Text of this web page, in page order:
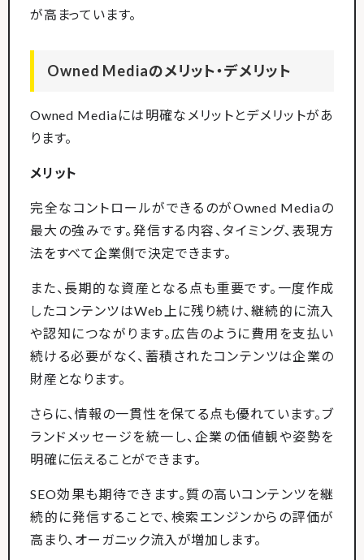
が高まっています。
Owned Mediaのメリット・デメリット
Owned Mediaには明確なメリットとデメリットがあ
ります。
メリット
完全なコントロールができるのがOwned Mediaの
最大の強みです。発信する内容、タイミング、表現方
法をすべて企業側で決定できます。
また、長期的な資産となる点も重要です。一度作成
したコンテンツはWeb上に残り続け、継続的に流入
や認知につながります。広告のように費用を支払い
続ける必要がなく、蓄積されたコンテンツは企業の
財産となります。
さらに、情報の一貫性を保てる点も優れています。ブ
ランドメッセージを統一し、企業の価値観や姿勢を
明確に伝えることができます。
SEO効果も期待できます。質の高いコンテンツを継
続的に発信することで、検索エンジンからの評価が
高まり、オーガニック流入が増加します。